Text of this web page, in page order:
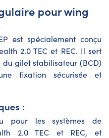
pour wing
est spécialement conçu
2.0 TEC et REC. Il sert
gilet stabilisateur (BCD)
fixation sécurisée et
:
pour les systèmes de
2.0 TEC et REC, et